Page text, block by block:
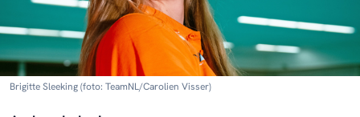
Brigitte Sleeking (foto: TeamNL/Carolien Visser)